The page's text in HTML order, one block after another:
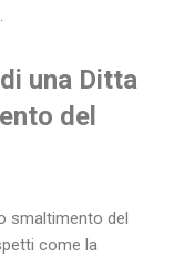
una Ditta
del
smaltimento del
come la